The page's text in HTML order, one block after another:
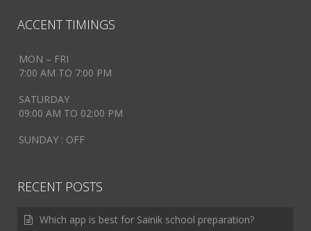
ACCENT TIMINGS
MON – FRI
7:00 AM TO 7:00 PM
SATURDAY
09:00 AM TO 02:00 PM
SUNDAY : OFF
RECENT POSTS
Which app is best for Sainik school preparation?